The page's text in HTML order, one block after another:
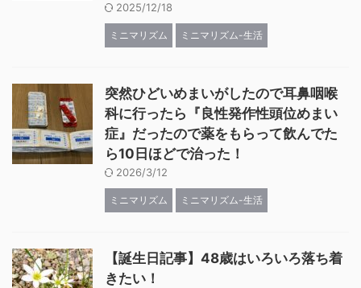
2025/12/18
ミニマリズム ミニマリズム-生活
突然ひどいめまいがしたので耳鼻咽喉
科に行ったら『良性発作性頭位めまい
症』だったので薬をもらって飲んでた
ら10日ほどで治った！
2026/3/12
ミニマリズム ミニマリズム-生活
【誕生日記事】48歳はいろいろ落ち着
きたい！